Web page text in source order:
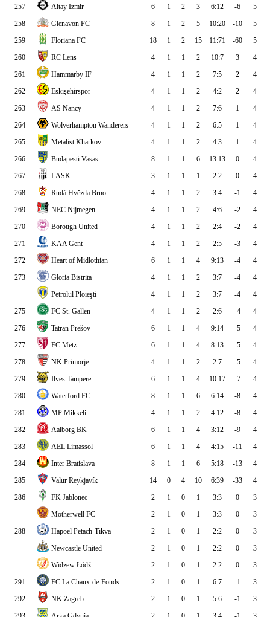
257 Altay Izmir 6 1 2 3 6:12 -6
5
258
Glenavon FC 8 1 2 5 10:20 -10
5
259
Floriana FC 18 1 2 15 11:71 -60
5
260
RC Lens 4 1 1 2 10:7 3
4
261
Hammarby IF 4 1 1 2 7:5 2
4
262
Eskişehirspor 4 1 1 2 4:2 2
4
263
AS Nancy 4 1 1 2 7:6 1
4
264
Wolverhampton Wanderers 4 1 1 2 6:5 1
4
265
Metalist Kharkov 4 1 1 2 4:3 1
4
266
Budapesti Vasas 8 1 1 6 13:13 0
4
267
LASK 3 1 1 1 2:2 0
4
268
Rudá Hvězda Brno 4 1 1 2 3:4 -1
4
269
NEC Nijmegen 4 1 1 2 4:6 -2
4
270
Borough United 4 1 1 2 2:4 -2
4
271
KAA Gent 4 1 1 2 2:5 -3
4
272
Heart of Midlothian 6 1 1 4 9:13 -4
4
273
Gloria Bistrita 4 1 1 2 3:7 -4
4
Petrolul Ploieşti
4 1 1 2 3:7 -4
4
275
FC St. Gallen 4 1 1 2 2:6 -4
4
276
Tatran Prešov 6 1 1 4 9:14 -5
4
277
FC Metz 6 1 1 4 8:13 -5
4
278
NK Primorje 4 1 1 2 2:7 -5
4
279
Ilves Tampere 6 1 1 4 10:17 -7
4
280
Waterford FC 8 1 1 6 6:14 -8
4
281
MP Mikkeli 4 1 1 2 4:12 -8
4
282
Aalborg BK 6 1 1 4 3:12 -9
4
283
AEL Limassol 6 1 1 4 4:15 -11
4
284
Inter Bratislava 8 1 1 6 5:18 -13
4
285
Valur Reykjavík 14 0 4 10 6:39 -33
4
286
FK Jablonec 2 1 0 1 3:3 0
3
Motherwell FC
2 1 0 1 3:3 0
3
288
Hapoel Petach-Tikva 2 1 0 1 2:2 0
3
Newcastle United
2 1 0 1 2:2 0
3
Widzew Łódź
2 1 0 1 2:2 0
3
291
FC La Chaux-de-Fonds 2 1 0 1 6:7 -1
3
292
NK Zagreb 2 1 0 1 5:6 -1
3